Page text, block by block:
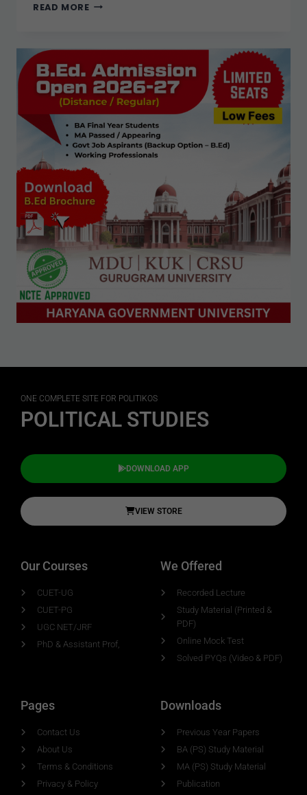
READ MORE
ONE COMPLETE SITE FOR POLITIKOS
POLITICAL STUDIES
DOWNLOAD APP
VIEW STORE
Our Courses
CUET-UG
CUET-PG
UGC NET/JRF
PhD & Assistant Prof,
We Offered
Recorded Lecture
Study Material (Printed &
PDF)
Online Mock Test
Solved PYQs (Video & PDF)
Pages
Contact Us
About Us
Terms & Conditions
Privacy & Policy
Downloads
Previous Year Papers
BA (PS) Study Material
MA (PS) Study Material
Publication